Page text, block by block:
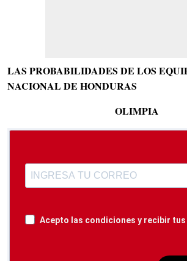
LAS PROBABILIDADES DE LOS
NACIONAL DE HONDURAS
OLIMPIA
Acepto las condiciones y recibir